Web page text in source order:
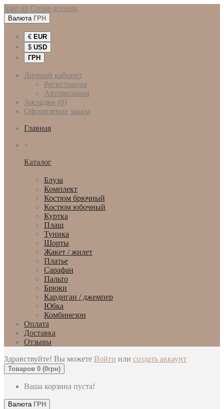
Sign up Create account
Валюта ГРН
€ EUR
$ USD
ГРН
Личный кабинет
Регистрация
Авторизация
Закладки (0)
Оформление заказа
Главная
+
Каталог
Блуза
Комплект
Костюм брючный
Костюм юбочный
Куртка
Плащ
Туника
Шорты
Жакет / жилет
Платье
Сарафан
Пальто
Брюки
Кардиган / джемпер
Юбка
Комбинезон
Оплата
Доставка
Отзывы
Здравствуйте! Вы можете Войти или создать аккаунт
Товаров 0 (0грн)
Ваша корзина пуста!
Валюта ГРН